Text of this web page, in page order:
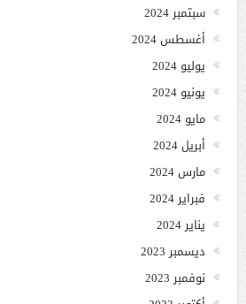
سبتمبر 2024
أغسطس 2024
يوليو 2024
يونيو 2024
مايو 2024
أبريل 2024
مارس 2024
فبراير 2024
يناير 2024
ديسمبر 2023
نوفمبر 2023